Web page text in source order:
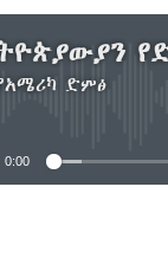
ድምፅ
currently
0:00